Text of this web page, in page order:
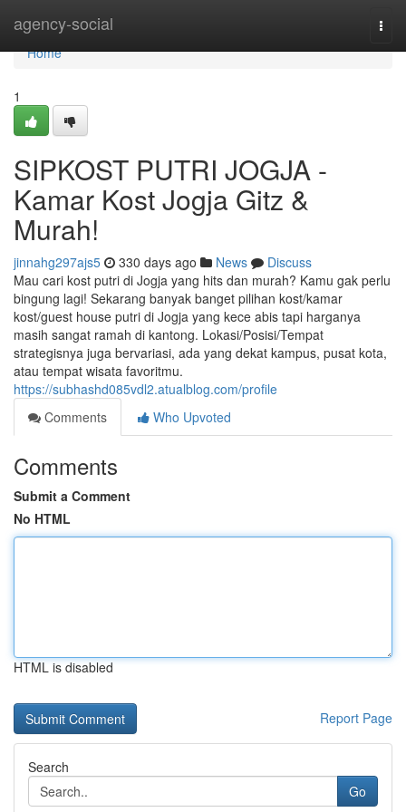
agency-social
Home
Home
1
SIPKOST PUTRI JOGJA -
Kamar Kost Jogja Gitz &
Murah!
jinnahg297ajs5 330 days ago News
Discuss
Mau cari kost putri di Jogja yang hits dan murah? Kamu gak perlu
bingung lagi! Sekarang banyak banget pilihan kost/kamar
kost/guest house putri di Jogja yang kece abis tapi harganya
masih sangat ramah di kantong. Lokasi/Posisi/Tempat
strategisnya juga bervariasi, ada yang dekat kampus, pusat kota,
atau tempat wisata favoritmu.
https://subhashd085vdl2.atualblog.com/profile
Comments
Who Upvoted
Comments
Submit a Comment
No HTML
HTML is disabled
Report Page
Search
Go